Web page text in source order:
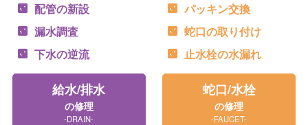
配管の新設
漏水調査
下水の逆流
給水/排水
の修理
-DRAIN-
パッキン交換
蛇口の取り付け
止水栓の水漏れ
蛇口/水栓
の修理
-FAUCET-